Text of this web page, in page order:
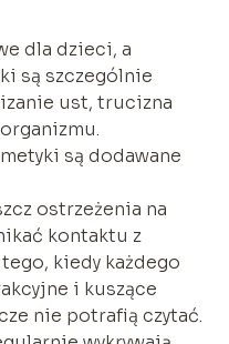
dla dzieci, a
są szczególnie
ust, trucizna
są dodawane
ostrzeżenia na
kontaktu z
kiedy każdego
i kuszące
nie potrafią czytać.